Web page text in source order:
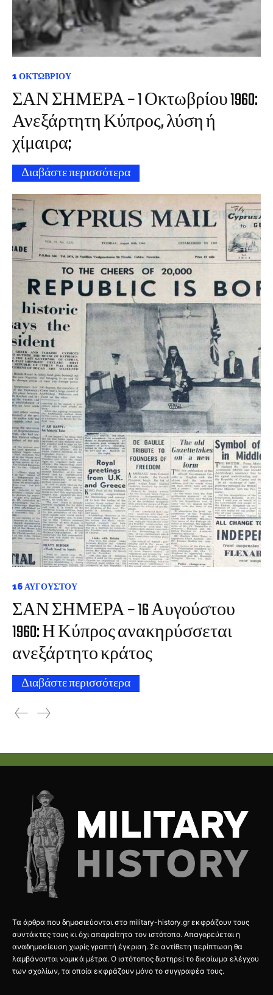
1 ΟΚΤΩΒΡΊΟΥ
ΣΑΝ ΣΗΜΕΡΑ – 1 Οκτωβρίου 1960:
Ανεξάρτητη Κύπρος, λύση ή
χίμαιρα;
Διαβάστε περισσότερα
16 ΑΥΓΟΎΣΤΟΥ
ΣΑΝ ΣΗΜΕΡΑ – 16 Αυγούστου
1960: Η Κύπρος ανακηρύσσεται
ανεξάρτητο κράτος
Διαβάστε περισσότερα
Τα άρθρα που δημοσιεύονται στο military-history.gr εκφράζουν τους
συντάκτες τους κι όχι απαραίτητα τον ιστότοπο. Απαγορεύεται η
αναδημοσίευση χωρίς γραπτή έγκριση. Σε αντίθετη περίπτωση θα
λαμβάνονται νομικά μέτρα. Ο ιστότοπος διατηρεί το δικαίωμα ελέγχου
των σχολίων, τα οποία εκφράζουν μόνο το συγγραφέα τους.